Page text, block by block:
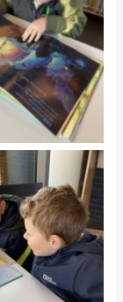
Caption
Caption